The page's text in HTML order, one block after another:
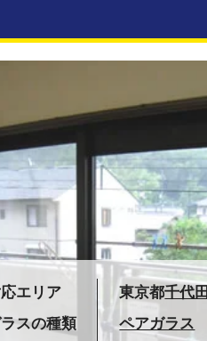
エリア 東京都千代
スの種類
ペアガラス